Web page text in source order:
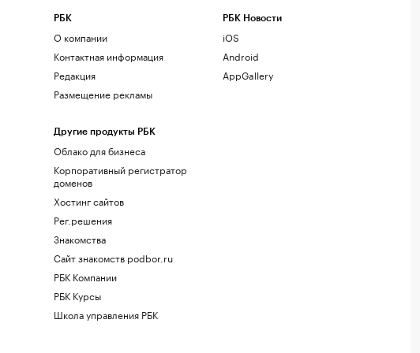
РБК
О компании
Контактная информация
Редакция
Размещение рекламы
Другие продукты РБК
Облако для бизнеса
Корпоративный регистратор
доменов
Хостинг сайтов
Рег.решения
Знакомства
Сайт знакомств podbor.ru
РБК Компании
РБК Курсы
Школа управления РБК
РБК Новости
iOS
Android
AppGallery